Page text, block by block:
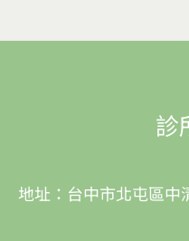
診
地址：台中市北屯區中